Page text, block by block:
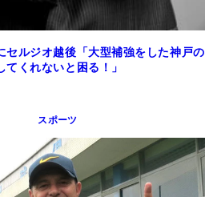
セルジオ越後「大型補強をした神戸の
くれないと困る！」
スポーツ